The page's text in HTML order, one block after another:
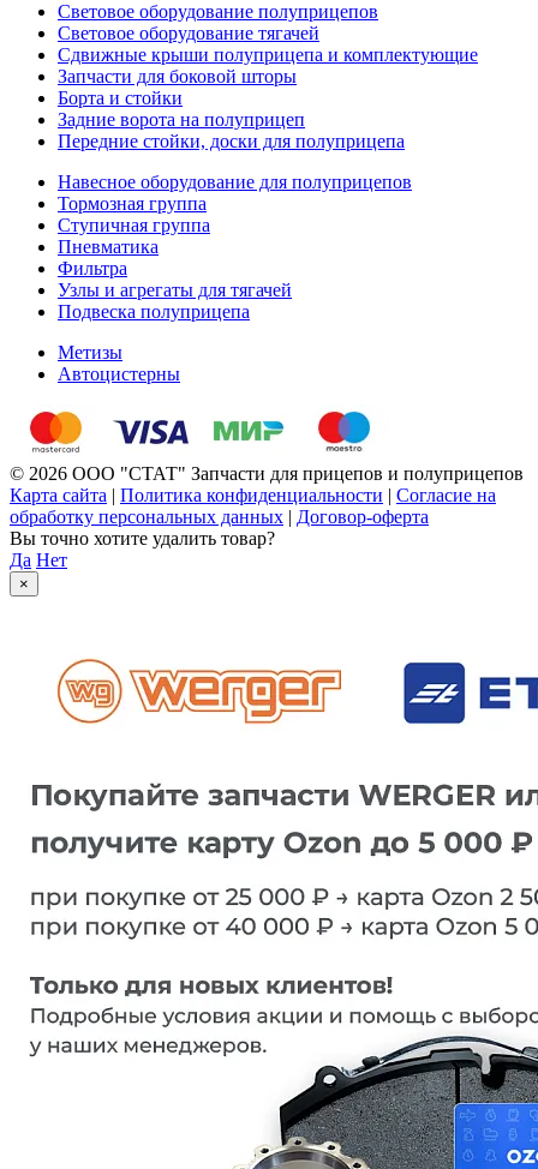
Световое оборудование полуприцепов
Световое оборудование тягачей
Сдвижные крыши полуприцепа и комплектующие
Запчасти для боковой шторы
Борта и стойки
Задние ворота на полуприцеп
Передние стойки, доски для полуприцепа
Навесное оборудование для полуприцепов
Тормозная группа
Ступичная группа
Пневматика
Фильтра
Узлы и агрегаты для тягачей
Подвеска полуприцепа
Метизы
Автоцистерны
© 2026 ООО "СТАТ" Запчасти для прицепов и полуприцепов
Карта сайта | Политика конфиденциальности | Согласие на
обработку персональных данных | Договор-оферта
Вы точно хотите удалить товар?
Да Нет
×